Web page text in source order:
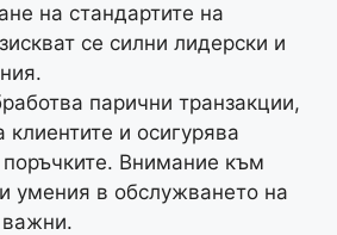
на стандартите на
се силни лидерски и
парични транзакции,
клиентите и осигурява
поръчките. Внимание към
умения в обслужването на
важни.